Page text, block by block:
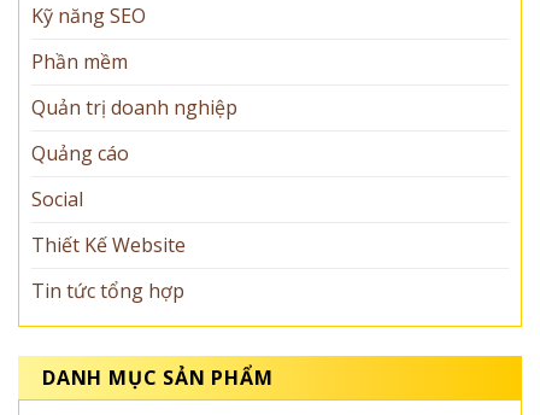
Kỹ năng SEO
Phần mềm
Quản trị doanh nghiệp
Quảng cáo
Social
Thiết Kế Website
Tin tức tổng hợp
DANH MỤC SẢN PHẨM